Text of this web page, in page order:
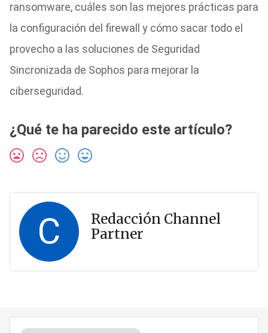
ransomware, cuáles son las mejores prácticas para
la configuración del firewall y cómo sacar todo el
provecho a las soluciones de Seguridad
Sincronizada de Sophos para mejorar la
ciberseguridad.
¿Qué te ha parecido este artículo?
C
Redacción Channel
Partner